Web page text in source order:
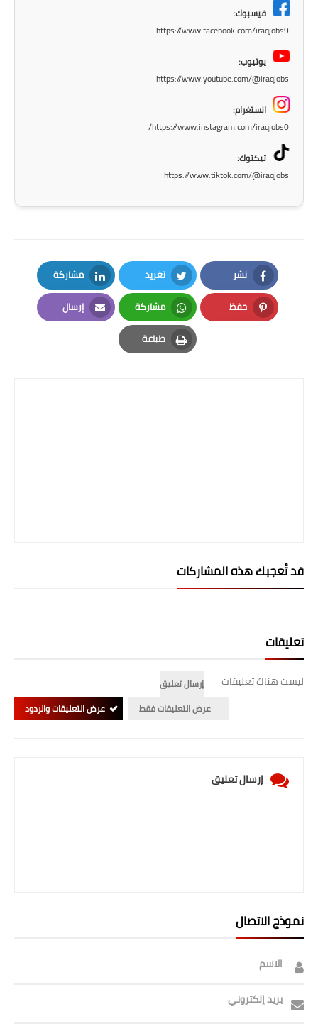
الطقس
العطل
صحة وطب
فن ومشاهير
فيسبوك:
https://www.facebook.com/iraqjobs9
يوتيوب:
https://www.youtube.com/@iraqjobs
انستغرام:
https://www.instagram.com/iraqjobs0/
تيكتوك:
https://www.tiktok.com/@iraqjobs
نشر
Facebook
تغريد
Twitter
مشاركة
LinkedIn
حفظ
Pinterest
مشاركة
Whatsapp
إرسال
Email
طباعة
Print
قد تُعجبك هذه المشاركات
تعليقات
ليست هناك تعليقات
إرسال تعليق
عرض التعليقات فقط
عرض التعليقات والردود
إرسال تعليق
نموذج الاتصال
الاسم
بريد إلكتروني